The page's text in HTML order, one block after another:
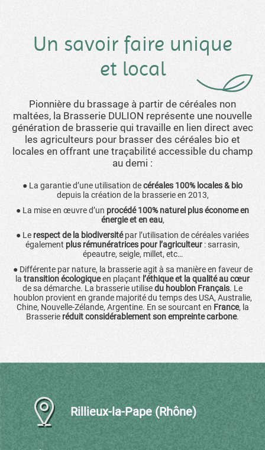
Un savoir faire unique
et local
Pionnière du brassage à partir de céréales non
maltées, la Brasserie DULION représente une nouvelle
génération de brasserie qui travaille en lien direct avec
les agriculteurs pour brasser des céréales bio et
locales en offrant une traçabilité accessible du champ
au demi :
● La garantie d’une utilisation decéréales 100% locales & bio
depuis la création de la brasserie en 2013,
● La mise en œuvre d’un procédé 100% naturel plus économe en
énergie et en eau,
● Le respect de la biodiversitépar l’utilisation de céréales variées
également plus rémunératrices pour l’agriculteur : sarrasin,
épeautre, seigle, millet, etc…
● Différente par nature, la brasserie agit à sa manière en faveur de
la transition écologiqueen plaçant l’éthique et la qualité au cœur
de sa démarche. La brasserie utilisedu houblon Français. Le
houblon provient en grande majorité du temps des USA, Australie,
Chine, Nouvelle-Zélande, Argentine. En se sourcant en France, la
Brasserie réduit considérablement son empreinte carbone.
Rillieux-la-Pape (Rhône)